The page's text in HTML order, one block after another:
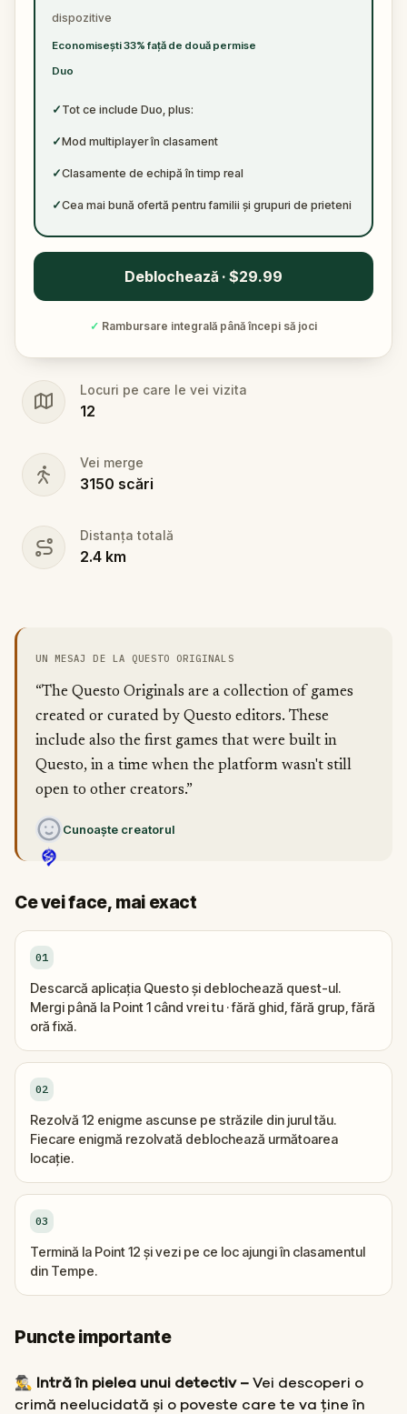
dispozitive
Economisești 33% față de două permise
Duo
✓ Tot ce include Duo, plus:
✓Mod multiplayer în clasament
✓Clasamente de echipă în timp real
✓Cea mai bună ofertă pentru familii și grupuri de prieteni
Deblochează · $29.99
✓ Rambursare integrală până începi să joci
Locuri pe care le vei vizita
12
Vei merge
3150 scări
Distanța totală
2.4 km
UN MESAJ DE LA QUESTO ORIGINALS
“The Questo Originals are a collection of games
created or curated by Questo editors. These
include also the first games that were built in
Questo, in a time when the platform wasn't still
open to other creators.”
Cunoaște creatorul
Ce vei face, mai exact
01
Descarcă aplicația Questo și deblochează quest-ul.
Mergi până la Point 1 când vrei tu · fără ghid, fără grup, fără
oră fixă.
02
Rezolvă 12 enigme ascunse pe străzile din jurul tău.
Fiecare enigmă rezolvată deblochează următoarea
locație.
03
Termină la Point 12 și vezi pe ce loc ajungi în clasamentul
din Tempe.
Puncte importante
🕵️‍♂️ Intră în pielea unui detectiv – Vei descoperi o
crimă neelucidată și o poveste care te va ține în